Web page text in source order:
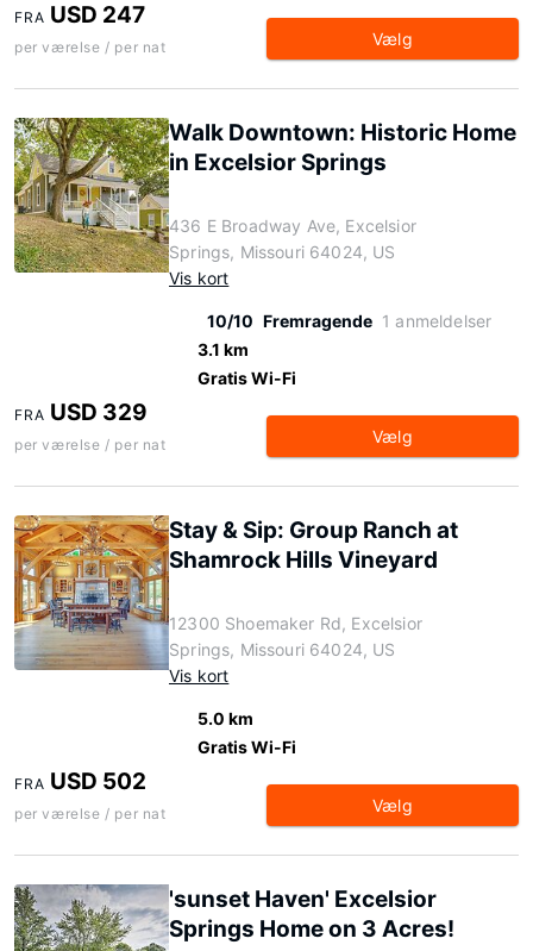
FRA USD 247
per værelse / per nat Vælg
Walk Downtown: Historic Home
in Excelsior Springs
436 E Broadway Ave, Excelsior
Springs, Missouri 64024, US
Vis kort
10/10 Fremragende 1 anmeldelser
3.1 km
Gratis Wi-Fi
FRA USD 329
per værelse / per nat Vælg
Stay & Sip: Group Ranch at
Shamrock Hills Vineyard
12300 Shoemaker Rd, Excelsior
Springs, Missouri 64024, US
Vis kort
5.0 km
Gratis Wi-Fi
FRA USD 502
per værelse / per nat Vælg
'sunset Haven' Excelsior
Springs Home on 3 Acres!